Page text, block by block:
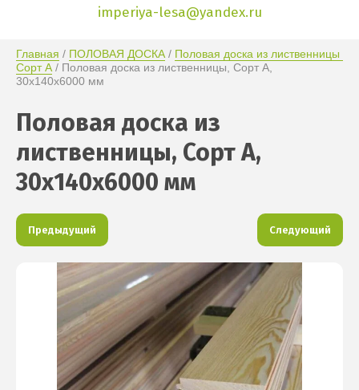
imperiya-lesa@yandex.ru
Главная / ПОЛОВАЯ ДОСКА / Половая доска из лиственницы
Сорт А / Половая доска из лиственницы, Сорт А,
30х140х6000 мм
Половая доска из
лиственницы, Сорт А,
30х140х6000 мм
Предыдущий Следующий